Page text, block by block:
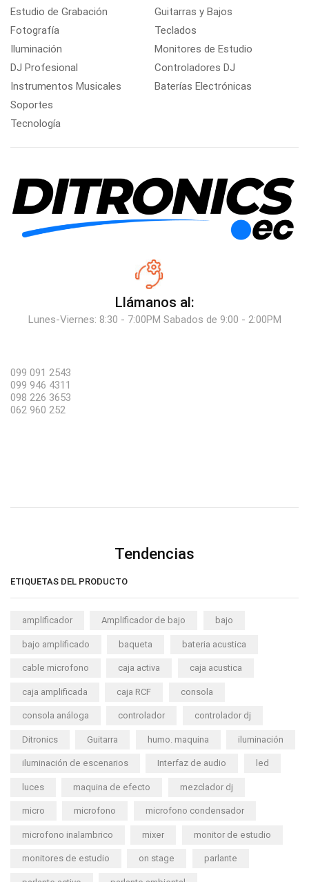
Estudio de Grabación
Fotografía
Iluminación
DJ Profesional
Instrumentos Musicales
Soportes
Tecnología
Guitarras y Bajos
Teclados
Monitores de Estudio
Controladores DJ
Baterías Electrónicas
Llámanos al:
Lunes-Viernes: 8:30 - 7:00PM Sabados de 9:00 - 2:00PM
099 091 2543
099 946 4311
098 226 3653
062 960 252
Tendencias
ETIQUETAS DEL PRODUCTO
amplificador Amplificador de bajo bajo
bajo amplificado baqueta bateria acustica
cable microfono caja activa caja acustica
caja amplificada caja RCF consola
consola análoga controlador controlador dj
Ditronics Guitarra humo. maquina iluminación
iluminación de escenarios Interfaz de audio led
luces maquina de efecto mezclador dj
micro microfono microfono condensador
microfono inalambrico mixer monitor de estudio
monitores de estudio on stage parlante